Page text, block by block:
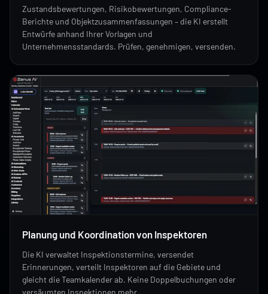
Zustandsbewertungen, Risikobewertungen, Compliance-
Berichte und Objektzusammenfassungen – die KI erstellt
Entwürfe anhand Ihrer Vorlagen und
Unternehmensstandards. Prüfen, genehmigen, versenden.
Planung und Koordination von Inspektoren
Die KI verwaltet Inspektionstermine, versendet
Erinnerungen, verteilt Inspektoren auf die Gebiete und
gleicht die Teamkalender ab. Keine Doppelbuchungen oder